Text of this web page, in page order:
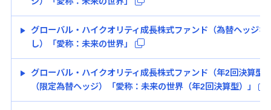
グローバル・ハイクオリティ成長株式ファンド（為替ヘッジな
し）「愛称：未来の世界」
グローバル・ハイクオリティ成長株式ファンド（年2回決算型
（限定為替ヘッジ）「愛称：未来の世界（年2回決算型）」